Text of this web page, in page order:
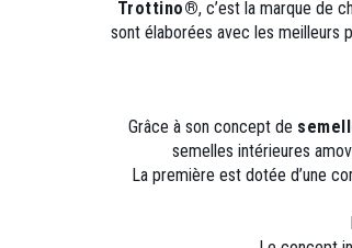
Trottino®, c’est la marque de
sont élaborées avec les meilleurs
Grâce à son concept de
semelles intérieures
La première est dotée d’une